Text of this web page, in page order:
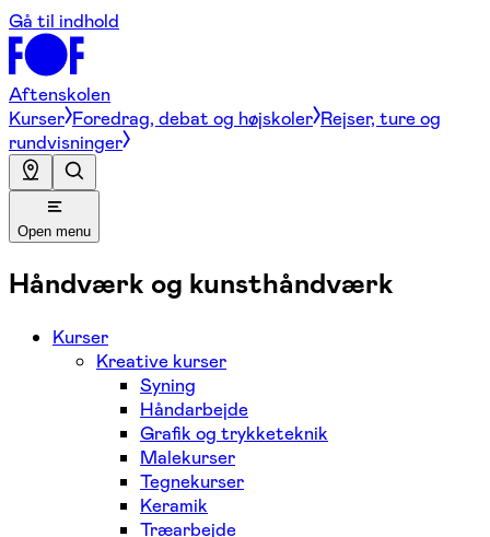
Gå til indhold
Aftenskolen
Kurser Foredrag, debat og højskoler Rejser, ture og
rundvisninger
Open menu
Håndværk og kunsthåndværk
Kurser
Kreative kurser
Syning
Håndarbejde
Grafik og trykketeknik
Malekurser
Tegnekurser
Keramik
Træarbejde